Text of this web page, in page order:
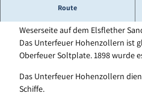
Route
Leuchtturm Hohenzollern
Weserseite auf dem Elsflether
Das Unterfeuer Hohenzollern ist
Oberfeuer Soltplate. 1898 wurde
Das Unterfeuer Hohenzollern
Schiffe.